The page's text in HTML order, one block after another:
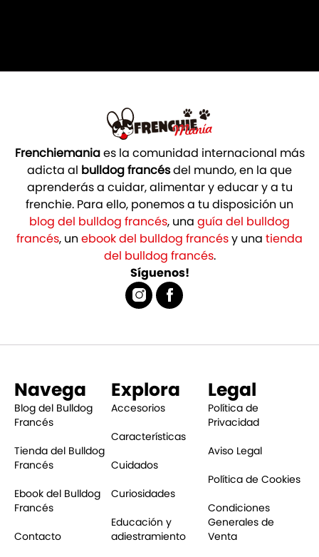
Frenchiemaniaes la comunidad internacional más
adicta al bulldog francésdel mundo, en la que
aprenderás a cuidar, alimentar y educar y a tu
frenchie. Para ello, ponemos a tu disposición un
blog del bulldog francés, una guía del bulldog
francés, unebook del bulldog francésy una tienda
del bulldog francés.
Síguenos!
Navega
Blog del Bulldog
Francés
Tienda del Bulldog
Francés
Ebook del Bulldog
Francés
Contacto
Explora
Accesorios
Características
Cuidados
Curiosidades
Educación y
adiestramiento
Legal
Política de
Privacidad
Aviso Legal
Política de Cookies
Condiciones
Generales de
Venta